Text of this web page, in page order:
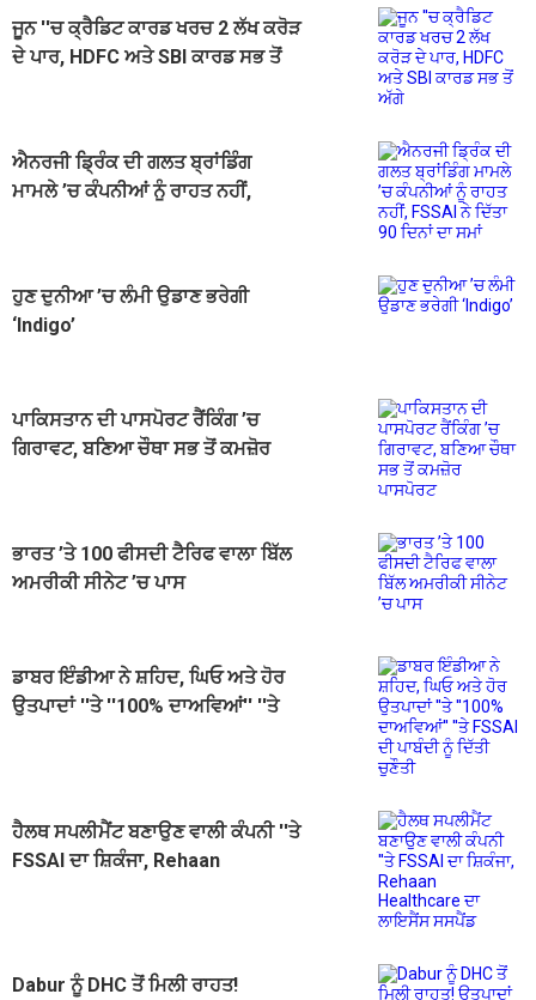
ਜੂਨ ''ਚ ਕ੍ਰੈਡਿਟ ਕਾਰਡ ਖਰਚ 2 ਲੱਖ ਕਰੋੜ
ਦੇ ਪਾਰ, HDFC ਅਤੇ SBI ਕਾਰਡ ਸਭ ਤੋਂ
ਐਨਰਜੀ ਡ੍ਰਿੰਕ ਦੀ ਗਲਤ ਬ੍ਰਾਂਡਿੰਗ
ਮਾਮਲੇ ’ਚ ਕੰਪਨੀਆਂ ਨੂੰ ਰਾਹਤ ਨਹੀਂ,
ਹੁਣ ਦੁਨੀਆ ’ਚ ਲੰਮੀ ਉਡਾਣ ਭਰੇਗੀ
‘Indigo’
ਪਾਕਿਸਤਾਨ ਦੀ ਪਾਸਪੋਰਟ ਰੈਂਕਿੰਗ ’ਚ
ਗਿਰਾਵਟ, ਬਣਿਆ ਚੌਥਾ ਸਭ ਤੋਂ ਕਮਜ਼ੋਰ
ਭਾਰਤ ’ਤੇ 100 ਫੀਸਦੀ ਟੈਰਿਫ ਵਾਲਾ ਬਿੱਲ
ਅਮਰੀਕੀ ਸੀਨੇਟ ’ਚ ਪਾਸ
ਡਾਬਰ ਇੰਡੀਆ ਨੇ ਸ਼ਹਿਦ, ਘਿਓ ਅਤੇ ਹੋਰ
ਉਤਪਾਦਾਂ ''ਤੇ ''100% ਦਾਅਵਿਆਂ'' ''ਤੇ
ਹੈਲਥ ਸਪਲੀਮੈਂਟ ਬਣਾਉਣ ਵਾਲੀ ਕੰਪਨੀ ''ਤੇ
FSSAI ਦਾ ਸ਼ਿਕੰਜਾ, Rehaan
Dabur ਨੂੰ DHC ਤੋਂ ਮਿਲੀ ਰਾਹਤ!